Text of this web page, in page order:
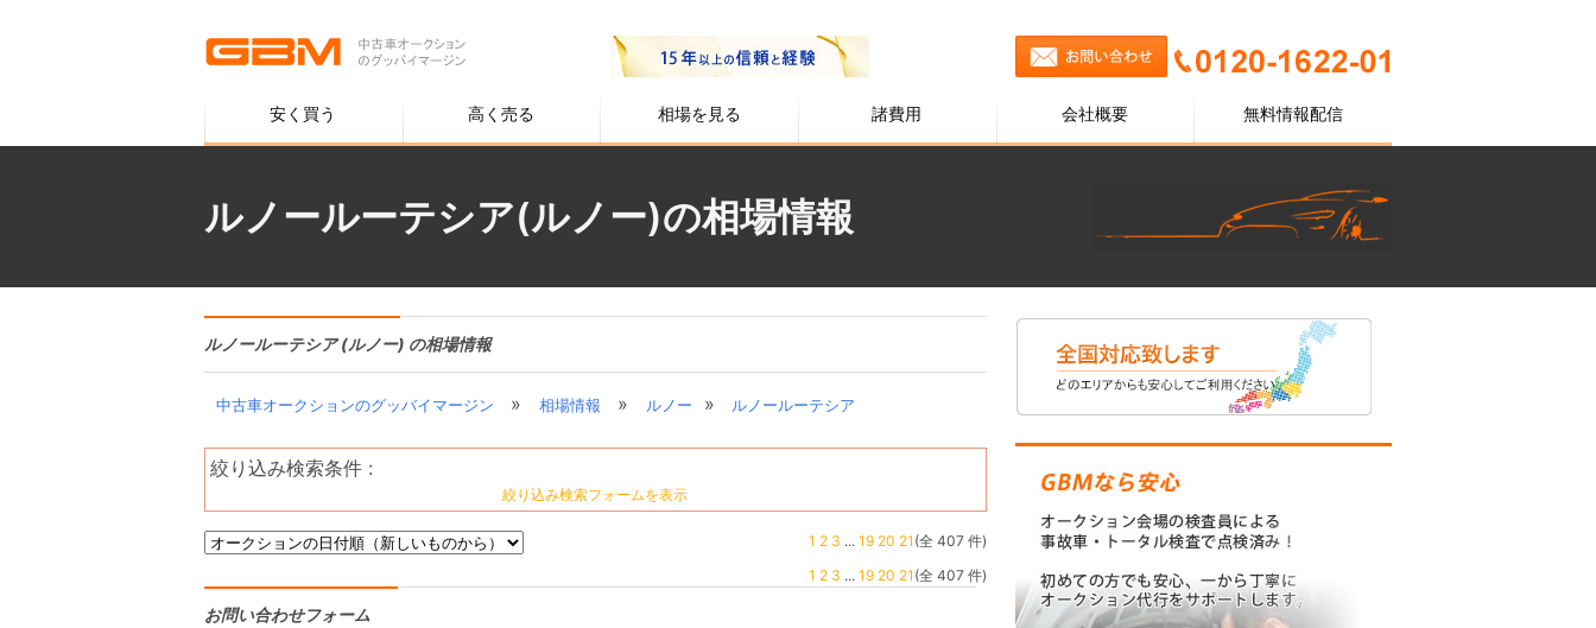
安く買う 高く売る 相場を見る 諸費用 会社概要 無料情報配信
ルノールーテシア(ルノー)の相場情報
ルノールーテシア (ルノー) の相場情報
中古車オークションのグッバイマージン » 相場情報 » ルノー » ルノールーテシア
絞り込み検索条件 :
絞り込み検索フォームを表示
1 2 3 ... 19 20 21 (全 407 件)
1 2 3 ... 19 20 21 (全 407 件)
お問い合わせフォーム